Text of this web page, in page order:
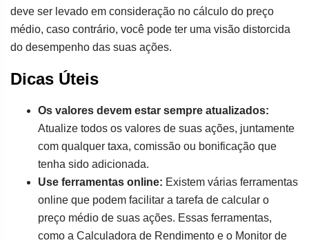
deve ser levado em consideração no cálculo do preço
médio, caso contrário, você pode ter uma visão distorcida
do desempenho das suas ações.
Dicas Úteis
Os valores devem estar sempre atualizados:
Atualize todos os valores de suas ações, juntamente
com qualquer taxa, comissão ou bonificação que
tenha sido adicionada.
Use ferramentas online: Existem várias ferramentas
online que podem facilitar a tarefa de calcular o
preço médio de suas ações. Essas ferramentas,
como a Calculadora de Rendimento e o Monitor de